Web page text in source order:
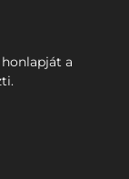
a